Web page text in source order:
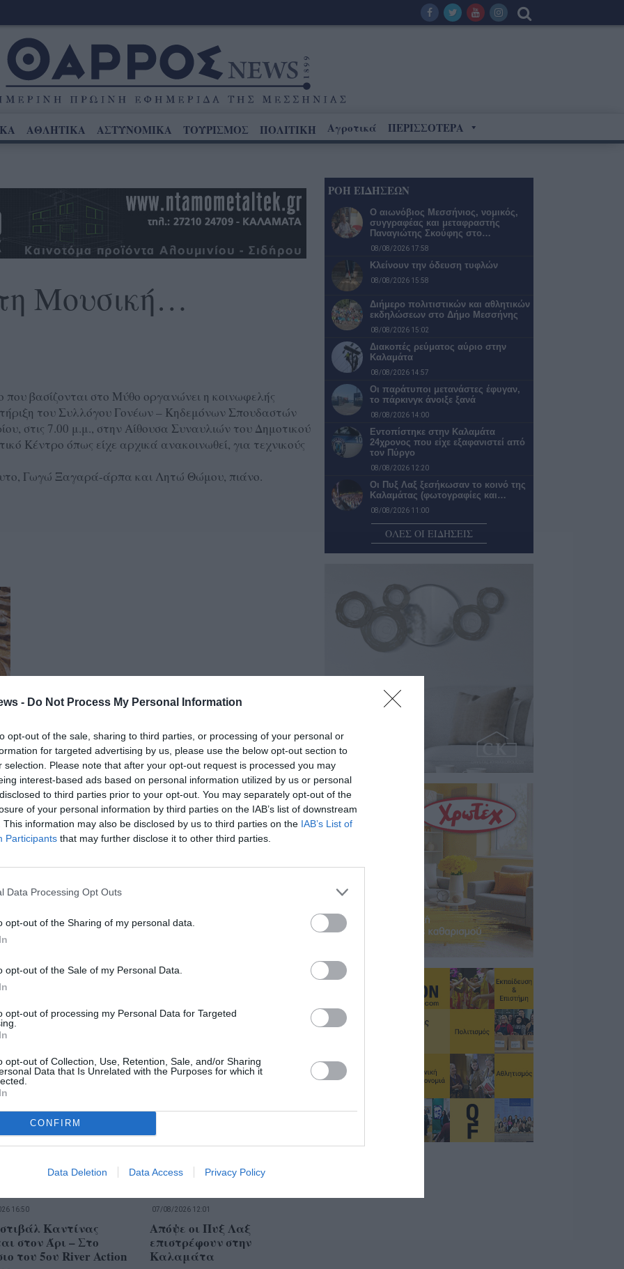
- Do Not Process My Personal Information
opt-out of the sale, sharing to third parties, or processing of your personal or
for targeted advertising by us, please use the below opt-out section to
selection. Please note that after your opt-out request is processed you may
interest-based ads based on personal information utilized by us or personal
to third parties prior to your opt-out. You may separately opt-out of the
of your personal information by third parties on the IAB’s list of downstream
This information may also be disclosed by us to third parties on the IAB’s List of
Participants that may further disclose it to other third parties.
Data Processing Opt Outs
opt-out of the Sharing of my personal data.
opt-out of the Sale of my Personal Data.
opt-out of processing my Personal Data for Targeted
opt-out of Collection, Use, Retention, Sale, and/or Sharing
Data that Is Unrelated with the Purposes for which it
CONFIRM
Data Deletion Data Access Privacy Policy
ΑΘΛΗΤΙΚΑ ΑΣΤΥΝΟΜΙΚΑ ΤΟΥΡΙΣΜΟΣ ΠΟΛΙΤΙΚΗ Αγροτικά ΠΕΡΙΣΣΟΤΕΡΑ
Μουσική…
βασίζονται στο Μύθο οργανώνει η κοινωφελής
του Συλλόγου Γονέων – Κηδεμόνων Σπουδαστών
στις 7.00 μ.μ., στην Αίθουσα Συναυλιών του Δημοτικού
Κέντρο όπως είχε αρχικά ανακοινωθεί, για τεχνικούς
Γωγώ Ξαγαρά-άρπα και Λητώ Θώμου, πιάνο.
πολιτιστικών και
εκδηλώσεων στο
Οι Πυξ Λαξ ξεσήκωσαν το
16:50
Καντίνας
στον Άρι – Στο
του 5ου River Action
07/08/2026 12:01
Απόψε οι Πυξ Λαξ
επιστρέφουν στην
Καλαμάτα
ΡΟΗ ΕΙΔΗΣΕΩΝ
Ο αιωνόβιος Μεσσήνιος, νομικός,
συγγραφέας και μεταφραστής
Παναγιώτης Σκούφης στο…
08/08/2026 17:58
Κλείνουν την όδευση τυφλών
08/08/2026 15:58
Διήμερο πολιτιστικών και αθλητικών
εκδηλώσεων στο Δήμο Μεσσήνης
08/08/2026 15:02
Διακοπές ρεύματος αύριο στην
Καλαμάτα
08/08/2026 14:57
Οι παράτυποι μετανάστες έφυγαν,
το πάρκινγκ άνοιξε ξανά
08/08/2026 14:00
Εντοπίστηκε στην Καλαμάτα
24χρονος που είχε εξαφανιστεί από
τον Πύργο
08/08/2026 12:20
Οι Πυξ Λαξ ξεσήκωσαν το κοινό της
Καλαμάτας (φωτογραφίες και…
08/08/2026 11:00
5G παντού, 6G στον ορίζοντα: Πού
βρίσκεται η Ελλάδα στην…
08/08/2026 10:54
Χρίστος Χαλικιάς συμμετέχει στην…
08/08/2026 10:40
ΟΛΕΣ ΟΙ ΕΙΔΗΣΕΙΣ